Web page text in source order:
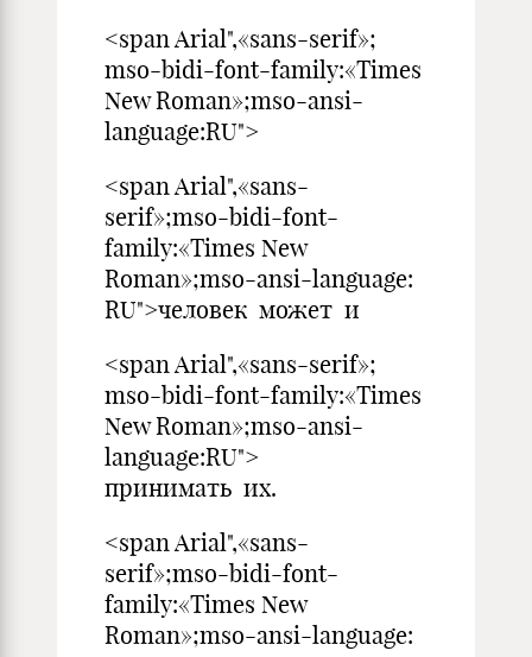
<span Arial",«sans-serif»;
mso-bidi-font-family:«Times
New Roman»;mso-ansi-
<span Arial",«sans-
serif»;mso-bidi-font-
family:«Times New
Roman»;mso-ansi-language:
RU">человек может и
<span Arial",«sans-serif»;
mso-bidi-font-family:«Times
New Roman»;mso-ansi-
принимать их.
<span Arial",«sans-
serif»;mso-bidi-font-
family:«Times New
Roman»;mso-ansi-language: